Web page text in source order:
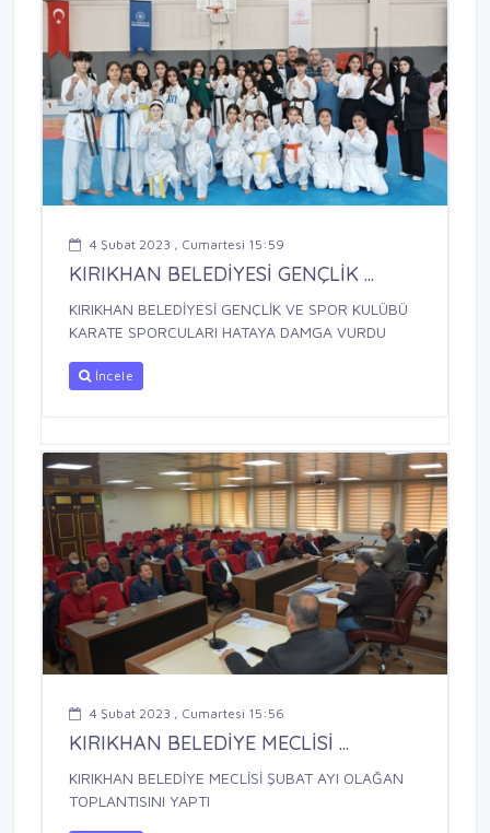
4 Şubat 2023 , Cumartesi 15:59
KIRIKHAN BELEDİYESİ GENÇLİK ...
KIRIKHAN BELEDİYESİ GENÇLİK VE SPOR KULÜBÜ
KARATE SPORCULARI HATAYA DAMGA VURDU
İncele
4 Şubat 2023 , Cumartesi 15:56
KIRIKHAN BELEDİYE MECLİSİ ...
KIRIKHAN BELEDİYE MECLİSİ ŞUBAT AYI OLAĞAN
TOPLANTISINI YAPTI